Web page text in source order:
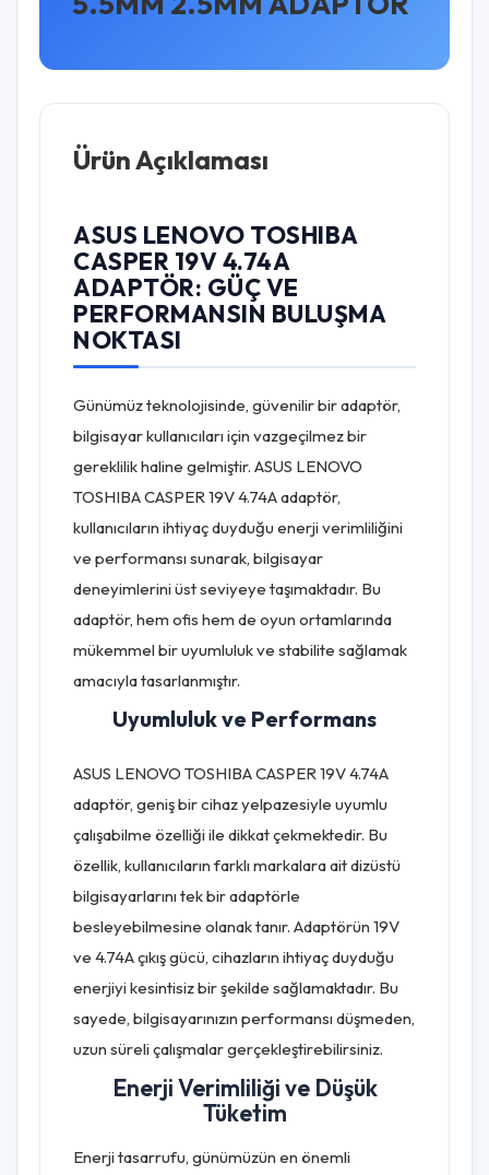
Ürün Açıklaması
ASUS LENOVO TOSHIBA
CASPER 19V 4.74A
ADAPTÖR: GÜÇ VE
PERFORMANSIN BULUŞMA
NOKTASI
Günümüz teknolojisinde, güvenilir bir adaptör,
bilgisayar kullanıcıları için vazgeçilmez bir
gereklilik haline gelmiştir. ASUS LENOVO
TOSHIBA CASPER 19V 4.74A adaptör,
kullanıcıların ihtiyaç duyduğu enerji verimliliğini
ve performansı sunarak, bilgisayar
deneyimlerini üst seviyeye taşımaktadır. Bu
adaptör, hem ofis hem de oyun ortamlarında
mükemmel bir uyumluluk ve stabilite sağlamak
amacıyla tasarlanmıştır.
Uyumluluk ve Performans
ASUS LENOVO TOSHIBA CASPER 19V 4.74A
adaptör, geniş bir cihaz yelpazesiyle uyumlu
çalışabilme özelliği ile dikkat çekmektedir. Bu
özellik, kullanıcıların farklı markalara ait dizüstü
bilgisayarlarını tek bir adaptörle
besleyebilmesine olanak tanır. Adaptörün 19V
ve 4.74A çıkış gücü, cihazların ihtiyaç duyduğu
enerjiyi kesintisiz bir şekilde sağlamaktadır. Bu
sayede, bilgisayarınızın performansı düşmeden,
uzun süreli çalışmalar gerçekleştirebilirsiniz.
Enerji Verimliliği ve Düşük
Tüketim
Enerji tasarrufu, günümüzün en önemli